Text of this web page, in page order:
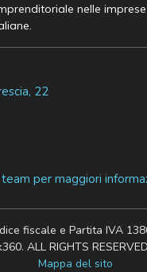
nelle
22
per maggiori
fiscale e Partita IVA
ALL RIGHTS
Mappa del sito